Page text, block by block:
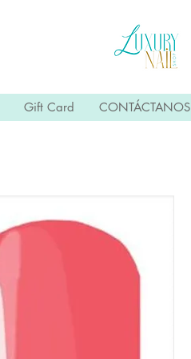
Gift Card CONTÁCTANOS